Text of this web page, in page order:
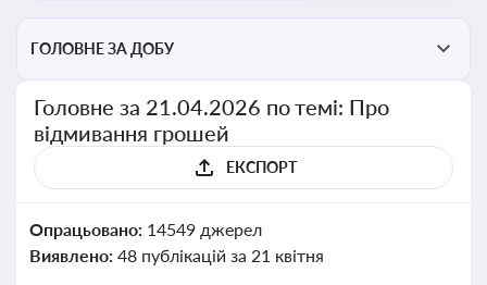
ГОЛОВНЕ ЗА ДОБУ
Головне за 21.04.2026 по темі: Про
відмивання грошей
ЕКСПОРТ
Опрацьовано: 14549 джерел
Виявлено: 48 публікацій за 21 квітня